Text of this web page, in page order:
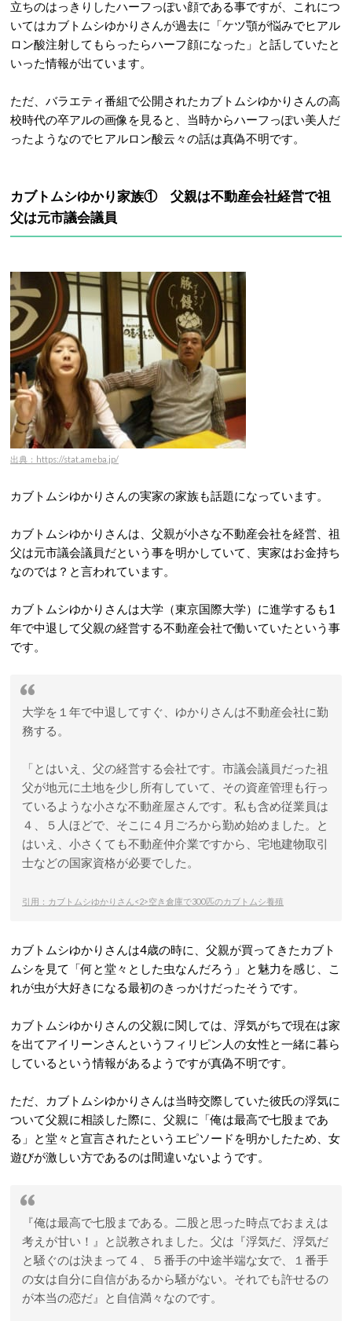
立ちのはっきりしたハーフっぽい顔である事ですが、これにつ
いてはカブトムシゆかりさんが過去に「ケツ顎が悩みでヒアル
ロン酸注射してもらったらハーフ顔になった」と話していたと
いった情報が出ています。
ただ、バラエティ番組で公開されたカブトムシゆかりさんの高
校時代の卒アルの画像を見ると、当時からハーフっぽい美人だ
ったようなのでヒアルロン酸云々の話は真偽不明です。
カブトムシゆかり家族① 父親は不動産会社経営で祖
父は元市議会議員
出典：https://stat.ameba.jp/
カブトムシゆかりさんの実家の家族も話題になっています。
カブトムシゆかりさんは、父親が小さな不動産会社を経営、祖
父は元市議会議員だという事を明かしていて、実家はお金持ち
なのでは？と言われています。
カブトムシゆかりさんは大学（東京国際大学）に進学するも1
年で中退して父親の経営する不動産会社で働いていたという事
です。
大学を１年で中退してすぐ、ゆかりさんは不動産会社に勤
務する。
「とはいえ、父の経営する会社です。市議会議員だった祖
父が地元に土地を少し所有していて、その資産管理も行っ
ているような小さな不動産屋さんです。私も含め従業員は
４、５人ほどで、そこに４月ごろから勤め始めました。と
はいえ、小さくても不動産仲介業ですから、宅地建物取引
士などの国家資格が必要でした。
引用：カブトムシゆかりさん<2>空き倉庫で300匹のカブトムシ養殖
カブトムシゆかりさんは4歳の時に、父親が買ってきたカブト
ムシを見て「何と堂々とした虫なんだろう」と魅力を感じ、こ
れが虫が大好きになる最初のきっかけだったそうです。
カブトムシゆかりさんの父親に関しては、浮気がちで現在は家
を出てアイリーンさんというフィリピン人の女性と一緒に暮ら
しているという情報があるようですが真偽不明です。
ただ、カブトムシゆかりさんは当時交際していた彼氏の浮気に
ついて父親に相談した際に、父親に「俺は最高で七股まであ
る」と堂々と宣言されたというエピソードを明かしたため、女
遊びが激しい方であるのは間違いないようです。
『俺は最高で七股まである。二股と思った時点でおまえは
考えが甘い！』と説教されました。父は『浮気だ、浮気だ
と騒ぐのは決まって４、５番手の中途半端な女で、１番手
の女は自分に自信があるから騒がない。それでも許せるの
が本当の恋だ』と自信満々なのです。